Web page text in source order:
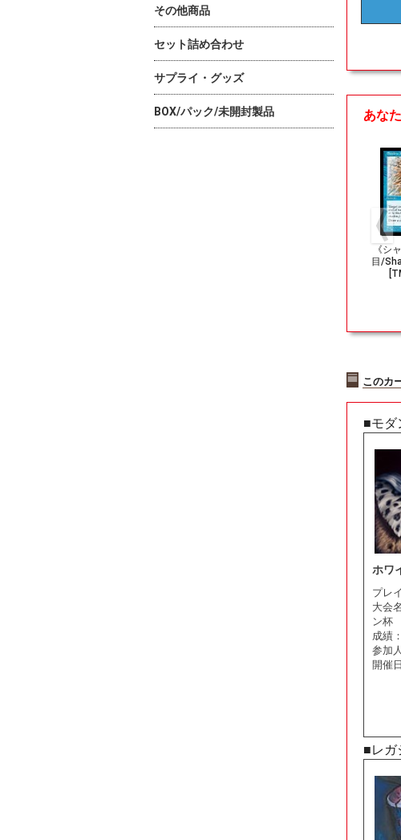
あな
《シ
目/
このカ
■モダ
ホワ
プレ
大会
ン杯
成績：
参加
開催
■レガ